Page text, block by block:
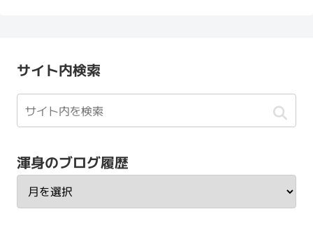
サイト内検索
渾身のブログ履歴